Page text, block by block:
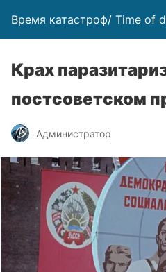
Время катастроф/ Time of
Крах
постсоветском
Администратор